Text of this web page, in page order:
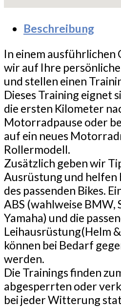
Beschreibung
In einem ausführlichen
wir auf Ihre
und stellen einen
Dieses Training eignet
die ersten Kilometer
Motorradpause oder
auf ein neues
Rollermodell.
Zusätzlich geben wir
Ausrüstung und helfen
des passenden Bikes.
ABS (wahlweise BMW,
Yamaha) und die
Leihausrüstung(Helm
können bei Bedarf
werden.
Die Trainings finden
abgesperrten oder
bei jeder Witterung